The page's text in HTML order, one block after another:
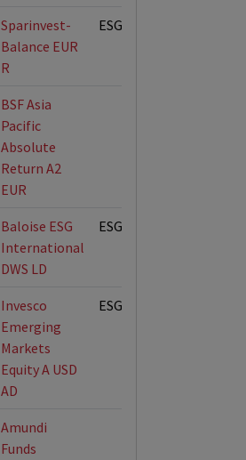
Sparinvest-
Balance EUR
R
ESG-Fonds
BSF Asia
Pacific
Absolute
Return A2
EUR
Baloise ESG
International
DWS LD
ESG-Fonds
Invesco
Emerging
Markets
Equity A USD
AD
ESG-Fonds
Amundi
Funds